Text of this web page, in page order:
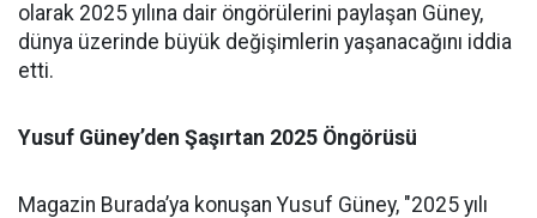
olarak 2025 yılına dair öngörülerini paylaşan Güney,
dünya üzerinde büyük değişimlerin yaşanacağını iddia
etti.
Yusuf Güney’den Şaşırtan 2025 Öngörüsü
Magazin Burada’ya konuşan Yusuf Güney, "2025 yılı